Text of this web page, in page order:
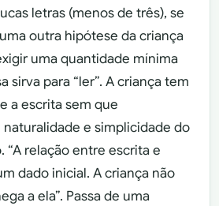
letras (menos de três), se
outra hipótese da criança
uma quantidade mínima
sirva para “ler”. A criança tem
a escrita sem que
e simplicidade do
“A relação entre escrita e
dado inicial. A criança não
a ela”. Passa de uma